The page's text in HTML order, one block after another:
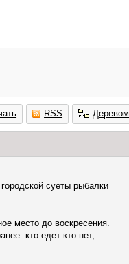
RSS Деревом
суеты рыбалки
место до воскресения.
кто едет кто нет,